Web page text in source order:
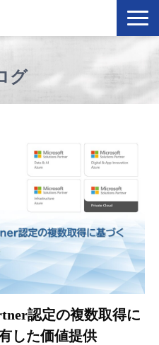
グ
認定の複数取得に
した価値提供